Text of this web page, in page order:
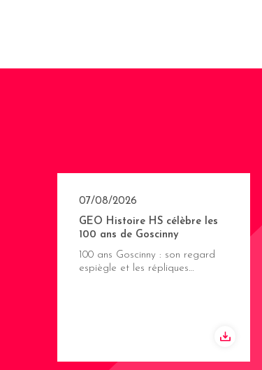
07/08/2026
GEO Histoire HS célèbre les
100 ans de Goscinny
100 ans Goscinny : son regard
espiègle et les répliques…